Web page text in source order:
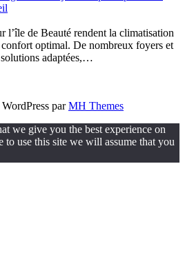
l’île de Beauté rendent la climatisation
optimal. De nombreux foyers et
adaptées,…
parMH Themes
we give you the best experience on
use this site we will assume that you